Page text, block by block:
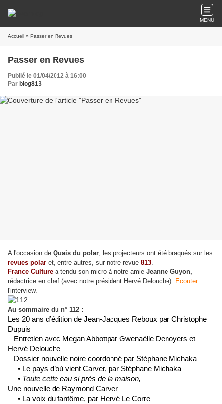
MENU
Accueil » Passer en Revues
Passer en Revues
Publié le 01/04/2012 à 16:00
Par blog813
A l'occasion de Quais du polar, les projecteurs ont été braqués sur les
revues polar et, entre autres, sur notre revue 813.
France Culture a tendu son micro à notre amie Jeanne Guyon,
rédactrice en chef (avec notre président Hervé Delouche). Ecouter
l'interview.
Au sommaire du n° 112 :
Les 20 ans d’édition de Jean-Jacques Reboux par Christophe
Dupuis
Entretien avec Megan Abbottpar Gwenaëlle Denoyers et
Hervé Delouche
Dossier nouvelle noire coordonné par Stéphane Michaka
• Le pays d’où vient Carver, par Stéphane Michaka
• Toute cette eau si près de la maison,
Une nouvelle de Raymond Carver
• La voix du fantôme, par Hervé Le Corre